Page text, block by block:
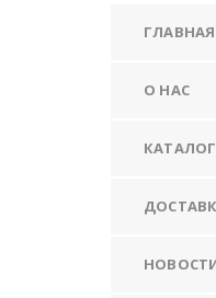
ГЛАВНАЯ
О НАС
КАТАЛОГ